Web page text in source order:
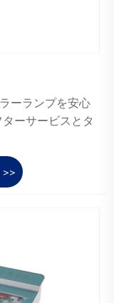
ーランプを安心
ーサービスとタ
>>